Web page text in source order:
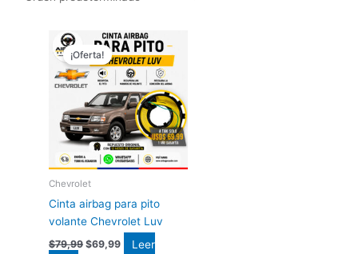
¡Oferta!
Chevrolet
Cinta airbag para pito
volante Chevrolet Luv
$79,99
precio
original
era:
$79,99.
$69,99
El
precio
actual
es:
$69,99.
Leer